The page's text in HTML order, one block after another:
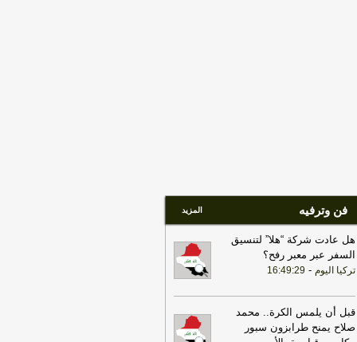
فن وترفيه المزيد
هل عادت شركة “هلا” لتنسيق
السفر عبر معبر رفح؟
تركيا اليوم -
16:49:29
قبل أن يلمس الكرة.. محمد
صلاح يمنح طرابزون سبور